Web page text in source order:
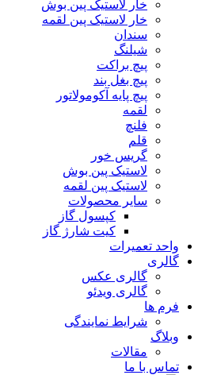
خار لاستیک پین بوش
خار لاستیک پین لقمه
سندان
شیلنگ
پیچ براکت
پیچ بغل بند
پیچ پایه آکومولاتور
لقمه
فلنچ
قلم
گریس خور
لاستیک پین بوش
لاستیک پین لقمه
سایر محصولات
کپسول گاز
کیت شارژ گاز
واحد تعمیرات
گالری
گالری عکس
گالری ویدئو
فرم ها
شرایط نمایندگی
وبلاگ
مقالات
تماس با ما